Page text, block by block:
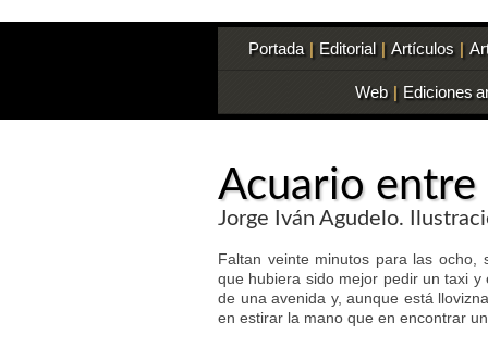
Portada | Editorial | Artículos |
Web | Ediciones
Acuario entre
Jorge Iván Agudelo.
Faltan veinte minutos para las
que hubiera sido mejor pedir un taxi
de una avenida y, aunque está
en estirar la mano que en encontrar